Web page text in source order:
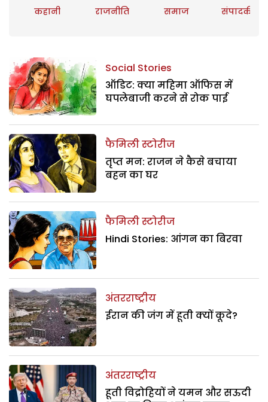
कहानी राजनीति समाज संपादकीय
Social Stories
ऑडिट: क्या महिमा ऑफिस में
घपलेबाजी करने से रोक पाई
फैमिली स्टोरीज
तृप्त मन: राजन ने कैसे बचाया
बहन का घर
फैमिली स्टोरीज
Hindi Stories: आंगन का बिरवा
अंतरराष्ट्रीय
ईरान की जंग में हूती क्यों कूदे?
अंतरराष्ट्रीय
हूती विद्रोहियों ने यमन और सऊदी